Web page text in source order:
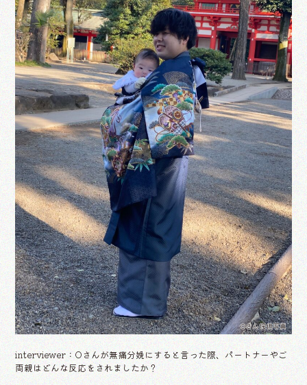
Oさん提供写真
interviewer：Oさんが無痛分娩にすると言った際、パートナーやご
両親はどんな反応をされましたか？